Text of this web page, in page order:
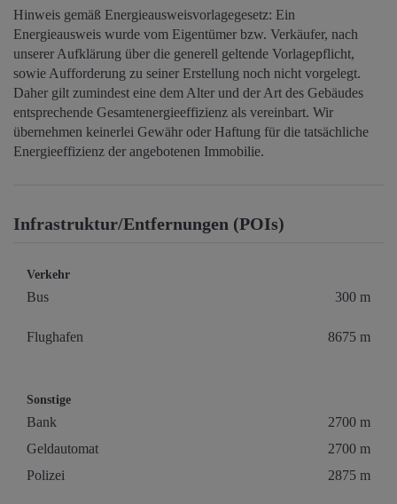
Hinweis gemäß Energieausweisvorlagegesetz: Ein
Energieausweis wurde vom Eigentümer bzw. Verkäufer, nach
unserer Aufklärung über die generell geltende Vorlagepflicht,
sowie Aufforderung zu seiner Erstellung noch nicht vorgelegt.
Daher gilt zumindest eine dem Alter und der Art des Gebäudes
entsprechende Gesamtenergieeffizienz als vereinbart. Wir
übernehmen keinerlei Gewähr oder Haftung für die tatsächliche
Energieeffizienz der angebotenen Immobilie.
Infrastruktur/Entfernungen (POIs)
Verkehr
Bus 300 m
Flughafen 8675 m
Sonstige
Bank
2700 m
Geldautomat
2700 m
Polizei
2875 m